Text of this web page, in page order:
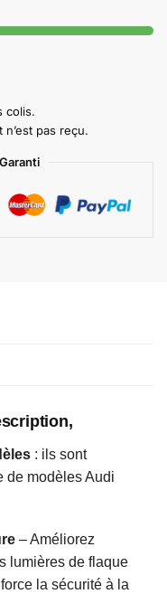
colis.
pas reçu.
: ils sont
de modèles Audi
– Améliorez
lumières de flaque
la sécurité à la